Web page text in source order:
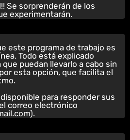
Se sorprenderán de los
experimentarán.
este programa de trabajo es
Todo está explicado
puedan llevarlo a cabo sin
esta opción, que facilita el
para responder sus
correo electrónico